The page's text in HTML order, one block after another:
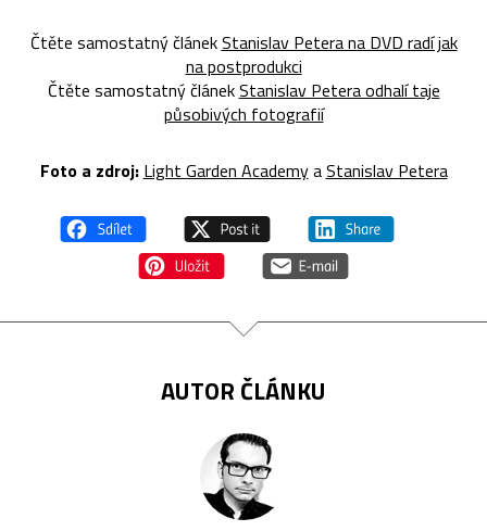
Čtěte samostatný článekStanislav Petera na DVD radí jak
na postprodukci
Čtěte samostatný článekStanislav Petera odhalí taje
působivých fotografií
Foto a zdroj: Light Garden AcademyaStanislav Petera
AUTOR ČLÁNKU